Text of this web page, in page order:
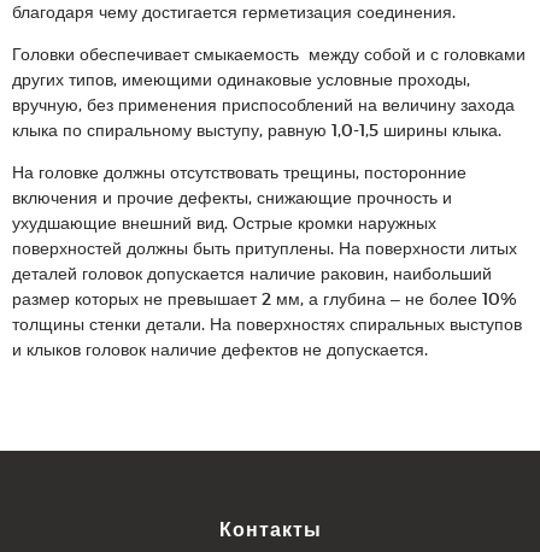
благодаря чему достигается герметизация соединения.
Головки обеспечивает смыкаемость между собой и с головками
других типов, имеющими одинаковые условные проходы,
вручную, без применения приспособлений на величину захода
клыка по спиральному выступу, равную 1,0-1,5 ширины клыка.
На головке должны отсутствовать трещины, посторонние
включения и прочие дефекты, снижающие прочность и
ухудшающие внешний вид. Острые кромки наружных
поверхностей должны быть притуплены. На поверхности литых
деталей головок допускается наличие раковин, наибольший
размер которых не превышает 2 мм, а глубина – не более 10%
толщины стенки детали. На поверхностях спиральных выступов
и клыков головок наличие дефектов не допускается.
Контакты